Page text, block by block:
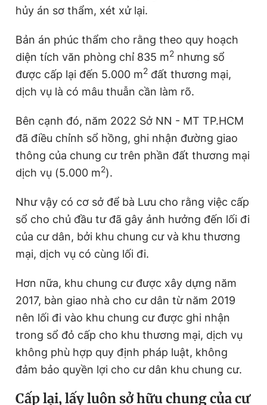
hủy án sơ thẩm, xét xử lại.
Bản án phúc thẩm cho rằng theo quy hoạch
diện tích văn phòng chỉ 835 m2 nhưng sổ
được cấp lại đến 5.000 m2 đất thương mại,
dịch vụ là có mâu thuẫn cần làm rõ.
Bên cạnh đó, năm 2022 Sở NN - MT TP.HCM
đã điều chỉnh sổ hồng, ghi nhận đường giao
thông của chung cư trên phần đất thương mại
dịch vụ (5.000 m2).
Như vậy có cơ sở để bà Lưu cho rằng việc cấp
sổ cho chủ đầu tư đã gây ảnh hưởng đến lối đi
của cư dân, bởi khu chung cư và khu thương
mại, dịch vụ có cùng lối đi.
Hơn nữa, khu chung cư được xây dựng năm
2017, bàn giao nhà cho cư dân từ năm 2019
nên lối đi vào khu chung cư được ghi nhận
trong sổ đỏ cấp cho khu thương mại, dịch vụ
không phù hợp quy định pháp luật, không
đảm bảo quyền lợi cho cư dân khu chung cư.
Cấp lại, lấy luôn sở hữu chung của cư